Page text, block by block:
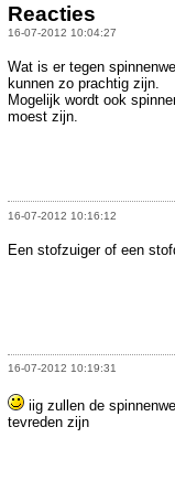
Reacties
16-07-2012 10:04:27
Wat is er tegen
kunnen zo prachtig zijn.
Mogelijk wordt ook
moest zijn.
16-07-2012 10:16:12
Een stofzuiger of een
16-07-2012 10:19:31
iig zullen de
tevreden zijn